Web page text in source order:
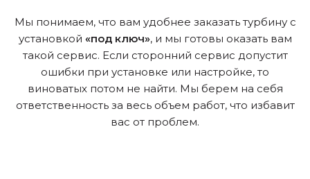
Мы понимаем, что вам удобнее заказать турбину с
установкой «под ключ», и мы готовы оказать вам
такой сервис. Если сторонний сервис допустит
ошибки при установке или настройке, то
виноватых потом не найти. Мы берем на себя
ответственность за весь объем работ, что избавит
вас от проблем.